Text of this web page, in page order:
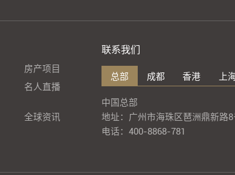
房产项目
名人直播
全球资讯
联系我们
总部 成都 香港 上
中国总部
地址：广州市海珠区琶洲鼎新路
电话：400-8868-781